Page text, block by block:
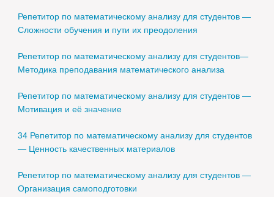
Репетитор по математическому анализу для студентов —
Сложности обучения и пути их преодоления
Репетитор по математическому анализу для студентов—
Методика преподавания математического анализа
Репетитор по математическому анализу для студентов —
Мотивация и её значение
34 Репетитор по математическому анализу для студентов
— Ценность качественных материалов
Репетитор по математическому анализу для студентов —
Организация самоподготовки